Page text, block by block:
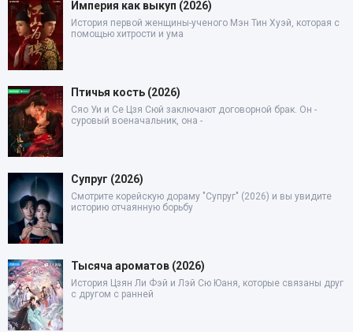
Империя как выкуп (2026)
История первой женщины-ученого Мэн Тин Хуэй, которая с
помощью хитрости и ума
Птичья кость (2026)
Сяо Уи и Се Цзя Сюй заключают договорной брак. Он -
суровый военачальник, она -
Супруг (2026)
Смотрите корейскую дораму "Супруг" (2026) и вы увидите
историю отчаянную борьбу
Тысяча ароматов (2026)
История Цзян Ли Фэй и Лэй Сю Юаня, которые связаны друг
с другом с ранней